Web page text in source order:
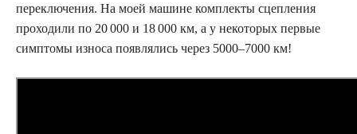
переключения. На моей машине комплекты сцепления
проходили по 20 000 и 18 000 км, а у некоторых ­первые
симптомы износа появлялись через 5000–7000 км!